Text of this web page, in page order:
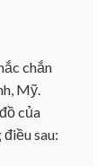
chắn
Mỹ.
của
sau: